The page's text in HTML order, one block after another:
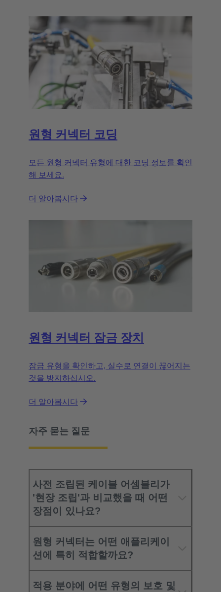
원형 커넥터 코딩
모든 원형 커넥터 유형에 대한 코딩 정보를 확인
해 보세요.
더 알아봅시다
원형 커넥터 잠금 장치
잠금 유형을 확인하고, 실수로 연결이 끊어지는
것을 방지하십시오.
더 알아봅시다
자주 묻는 질문
사전 조립된 케이블 어셈블리가
'현장 조립'과 비교했을 때 어떤
장점이 있나요?
원형 커넥터는 어떤 애플리케이
션에 특히 적합할까요?
적용 분야에 어떤 유형의 보호 및